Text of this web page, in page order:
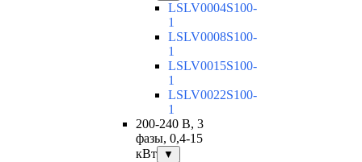
LSLV0004S100-
1
LSLV0008S100-
1
LSLV0015S100-
1
LSLV0022S100-
1
200-240 В, 3
фазы, 0,4-15
кВт
▼